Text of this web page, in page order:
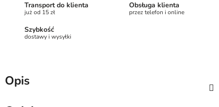
Transport do klienta
już od 15 zł
Obsługa klienta
przez telefon i online
Szybkość
dostawy i wysyłki
Opis